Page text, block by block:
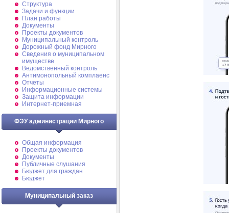
Структура
Задачи и функции
План работы
Документы
Проекты документов
Муниципальный контроль
Дорожный фонд Мирного
Cведения о муниципальном
имуществе
Ведомственный контроль
Антимонопольный комплаенс
Отчеты
Информационные системы
Защита информации
Интернет-приемная
ФЭУ администрации Мирного
Общая информация
Проекты документов
Документы
Публичные слушания
Бюджет для граждан
Бюджет
Муниципальный заказ